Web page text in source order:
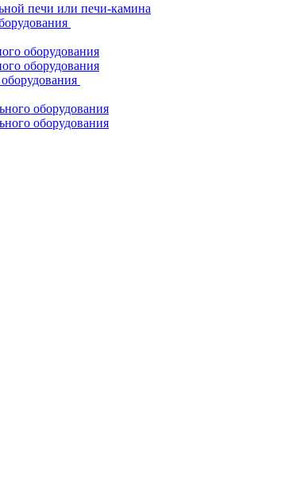
печи или печи-камина
оборудования
оборудования
оборудования
оборудования